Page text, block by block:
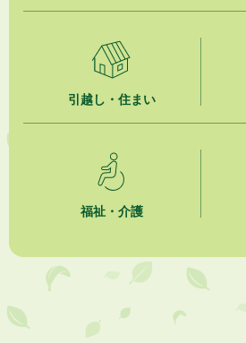
引越し・住まい
福祉・介護